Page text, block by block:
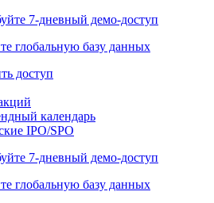
7-дневный демо-доступ
глобальную базу данных
доступ
календарь
IPO/SPO
7-дневный демо-доступ
глобальную базу данных